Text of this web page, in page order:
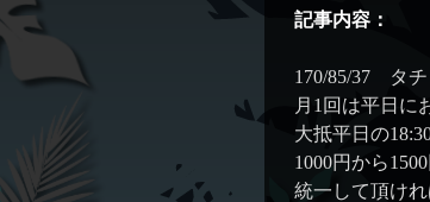
記事内容：
170/85/37 タチ
月1回は平日に
大抵平日の
1000円から
統一して頂けれ